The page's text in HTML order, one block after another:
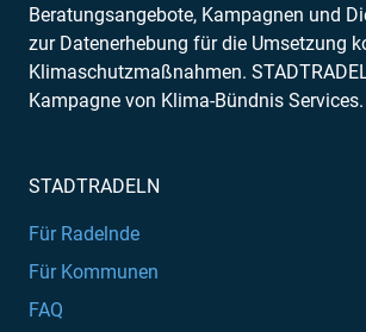
Beratungsangebote, Kampagnen und
zur Datenerhebung für die Umsetzung
Klimaschutzmaßnahmen.
Kampagne von Klima-Bündnis Services.
STADTRADELN
Für Radelnde
Für Kommunen
FAQ